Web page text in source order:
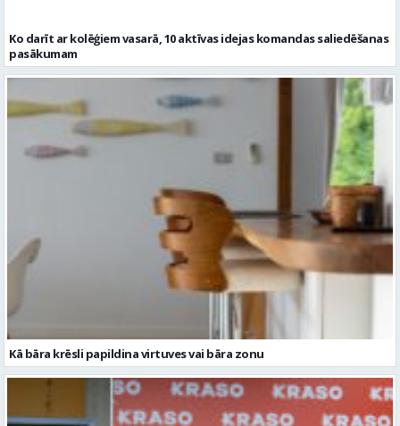
Ko darīt ar kolēģiem vasarā, 10 aktīvas idejas komandas saliedēšanas